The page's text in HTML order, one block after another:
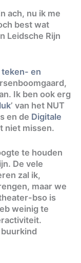
ach, nu ik me
best wat
Leidsche Rijn
teken- en
Ik ben ook erg
’ van het NUT
en de Digitale
niet missen.
te houden
De vele
zal ik,
maar we
bso is
weinig te